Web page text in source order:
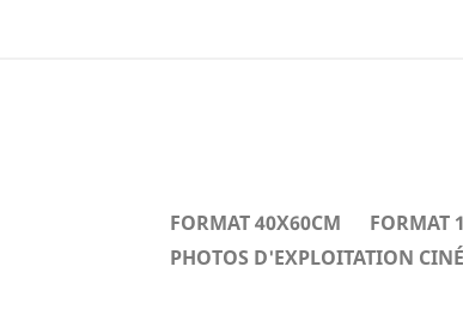
FORMAT 40X60CM FORMAT
PHOTOS D'EXPLOITATION